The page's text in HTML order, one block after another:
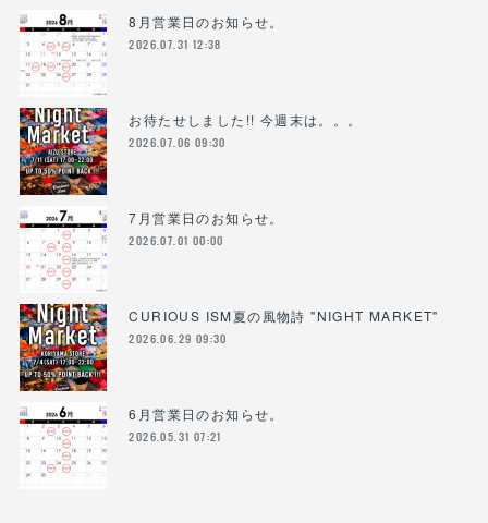
8月営業日のお知らせ。
2026.07.31 12:38
お待たせしました!! 今週末は。。。
2026.07.06 09:30
7月営業日のお知らせ。
2026.07.01 00:00
CURIOUS ISM夏の風物詩 "NIGHT MARKET"
2026.06.29 09:30
6月営業日のお知らせ。
2026.05.31 07:21